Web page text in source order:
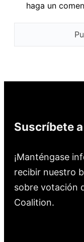
haga un
Suscríbete
¡Manténgase
recibir nuestro
sobre votación
Coalition.